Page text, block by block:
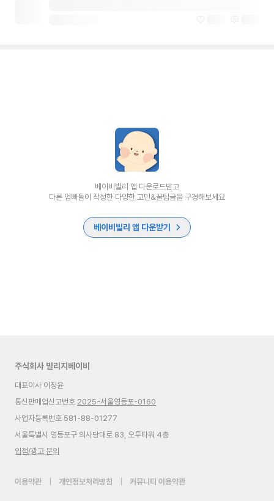
베이비빌리 앱 다운로드받고
다른 엄빠들이 작성한 다양한 고민&꿀팁글을 구경해보세요
베이비빌리 앱 다운받기
주식회사 빌리지베이비
대표이사 이정윤
통신판매업신고번호 2025-서울영등포-0160
사업자등록번호 581-88-01277
서울특별시 영등포구 의사당대로 83, 오투타워 4층
입점/광고 문의
이용약관 개인정보처리방침 커뮤니티 이용약관